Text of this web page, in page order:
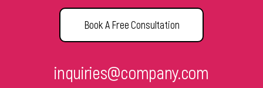
Book A Free Consultation
inquiries@company.com